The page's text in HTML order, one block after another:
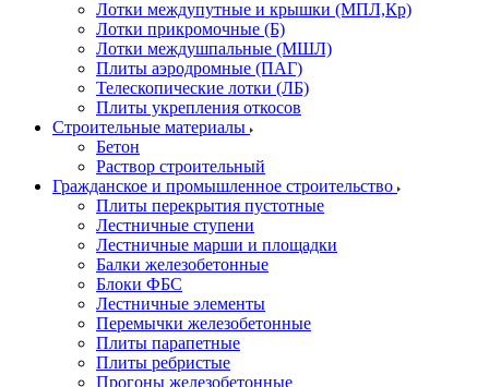
Лотки междупутные и крышки (МПЛ,Кр)
Лотки прикромочные (Б)
Лотки междушпальные (МШЛ)
Плиты аэродромные (ПАГ)
Телескопические лотки (ЛБ)
Плиты укрепления откосов
Строительные материалы
Бетон
Раствор строительный
Гражданское и промышленное строительство
Плиты перекрытия пустотные
Лестничные ступени
Лестничные марши и площадки
Балки железобетонные
Блоки ФБС
Лестничные элементы
Перемычки железобетонные
Плиты парапетные
Плиты ребристые
Прогоны железобетонные